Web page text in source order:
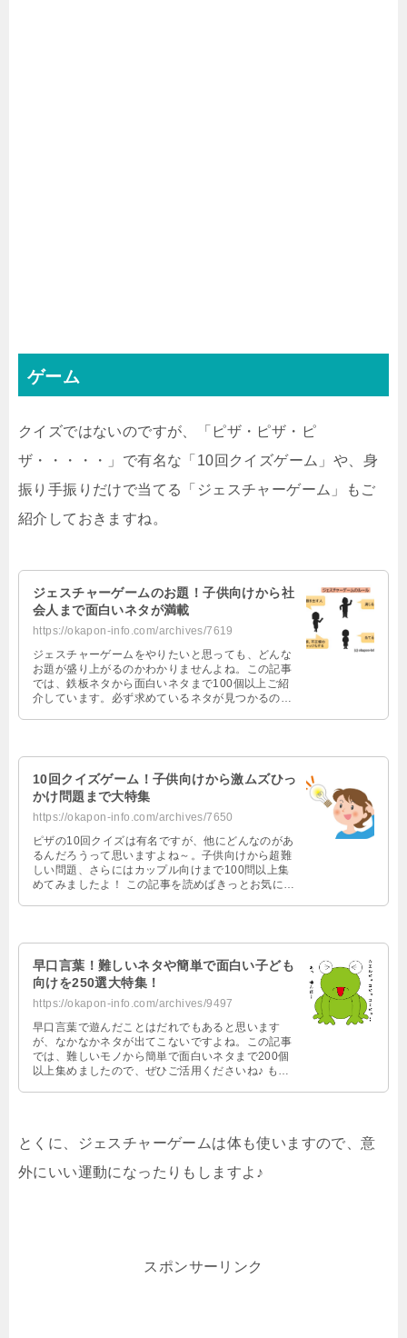
ゲーム
クイズではないのですが、「ピザ・ピザ・ピ
ザ・・・・・」で有名な「10回クイズゲーム」や、身
振り手振りだけで当てる「ジェスチャーゲーム」もご
紹介しておきますね。
ジェスチャーゲームのお題！子供向けから社
会人まで面白いネタが満載
https://okapon-info.com/archives/7619
ジェスチャーゲームをやりたいと思っても、どんな
お題が盛り上がるのかわかりませんよね。この記事
では、鉄板ネタから面白いネタまで100個以上ご紹
介しています。必ず求めているネタが見つかるので
10回クイズゲーム！子供向けから激ムズひっ
かけ問題まで大特集
https://okapon-info.com/archives/7650
ピザの10回クイズは有名ですが、他にどんなのがあ
るんだろうって思いますよね～。子供向けから超難
しい問題、さらにはカップル向けまで100問以上集
めてみましたよ！ この記事を読めばきっとお気に入
早口言葉！難しいネタや簡単で面白い子ども
向けを250選大特集！
https://okapon-info.com/archives/9497
早口言葉で遊んだことはだれでもあると思います
が、なかなかネタが出てこないですよね。この記事
では、難しいモノから簡単で面白いネタまで200個
以上集めましたので、ぜひご活用くださいね♪ もち
とくに、ジェスチャーゲームは体も使いますので、意
外にいい運動になったりもしますよ♪
スポンサーリンク